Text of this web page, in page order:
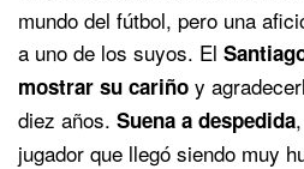
mundo del fútbol, pero una
a uno de los suyos. El
mostrar su cariño y
diez años. Suena a despedida
jugador que llegó siendo muy